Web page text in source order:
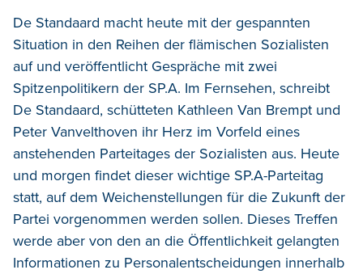
De Standaard macht heute mit der gespannten
Situation in den Reihen der flämischen Sozialisten
auf und veröffentlicht Gespräche mit zwei
Spitzenpolitikern der SP.A. Im Fernsehen, schreibt
De Standaard, schütteten Kathleen Van Brempt und
Peter Vanvelthoven ihr Herz im Vorfeld eines
anstehenden Parteitages der Sozialisten aus. Heute
und morgen findet dieser wichtige SP.A-Parteitag
statt, auf dem Weichenstellungen für die Zukunft der
Partei vorgenommen werden sollen. Dieses Treffen
werde aber von den an die Öffentlichkeit gelangten
Informationen zu Personalentscheidungen innerhalb